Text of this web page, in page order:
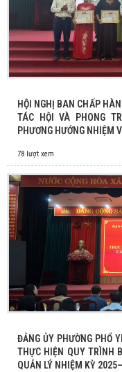
HỘI NGHỊ BAN CHẤP
TÁC HỘI VÀ PHONG
PHƯƠNG HƯỚNG NHIỆM
78 lượt xem
ĐẢNG ỦY PHƯỜNG PHỔ
THỰC HIỆN QUY TRÌNH
QUẢN LÝ NHIỆM KỲ